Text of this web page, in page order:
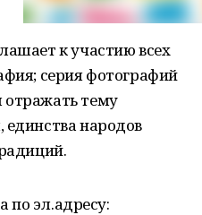
к участию всех
серия фотографий
тему
народов
по эл.адресу: